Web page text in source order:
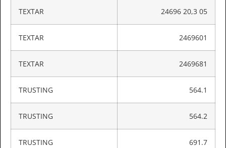
TEXTAR 24696 20,3 05
TEXTAR 2469601
TEXTAR 2469681
TRUSTING 564.1
TRUSTING 564.2
TRUSTING 691.7